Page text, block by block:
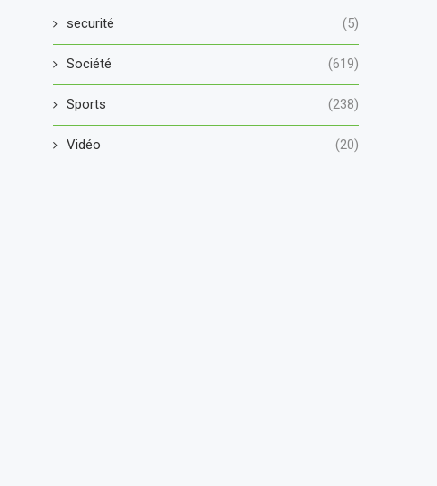
securité (5)
Société (619)
Sports (238)
Vidéo (20)